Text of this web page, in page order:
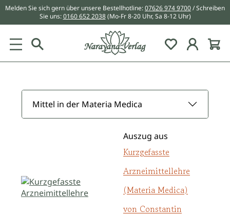
springen
Melden Sie sich gern über unsere Bestellhotline:07626 974 9700/ Schreiben
Sie uns:0160 652 2038 (Mo-Fr 8-20 Uhr, Sa 8-12 Uhr)
Du hast 0
Mittel in der Materia Medica
Auszug aus
Kurzgefasste
Arzneimittellehre
(Materia Medica)
von Constantin